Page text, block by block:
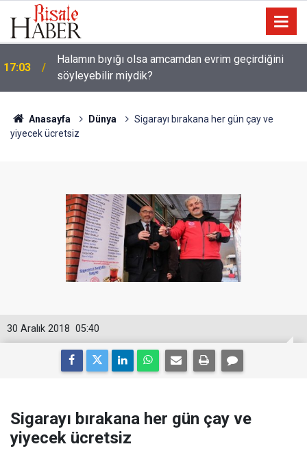
16:05
Güneş Tutulması 12 Ağustos'ta: Türkiye'den
görülecek mi?
Anasayfa Dünya
Sigarayı bırakana her gün çay ve
yiyecek ücretsiz
05:40
30 Aralık 2018
Sigarayı bırakana her gün çay ve
yiyecek ücretsiz